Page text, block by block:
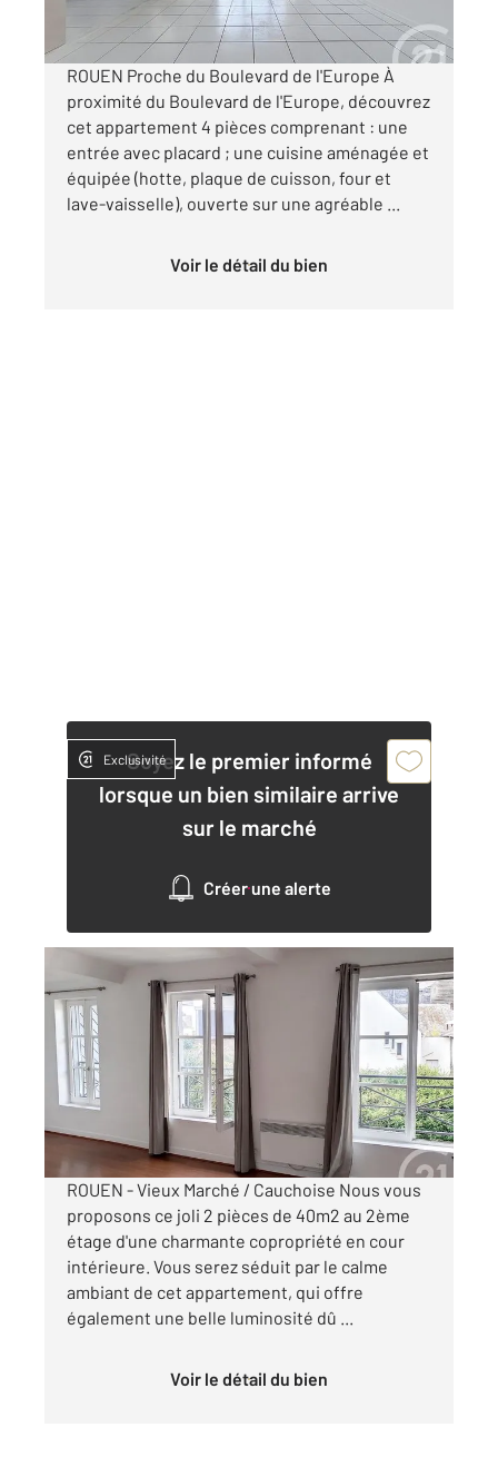
par mois charges comprises
ROUEN Proche du Boulevard de l'Europe À
proximité du Boulevard de l'Europe, découvrez
cet appartement 4 pièces comprenant : une
entrée avec placard ; une cuisine aménagée et
équipée (hotte, plaque de cuisson, four et
lave-vaisselle), ouverte sur une agréable ...
Voir le détail du bien
Soyez le premier informé
lorsque un bien similaire arrive
sur le marché
Créer une alerte
Exclusivité
ROUEN 76
40,21 m
, 2 pièces
Ref : 34392
Appartement F1Bis à louer
622 €
par mois charges comprises
ROUEN - Vieux Marché / Cauchoise Nous vous
proposons ce joli 2 pièces de 40m2 au 2ème
étage d'une charmante copropriété en cour
intérieure. Vous serez séduit par le calme
ambiant de cet appartement, qui offre
également une belle luminosité dû ...
Voir le détail du bien